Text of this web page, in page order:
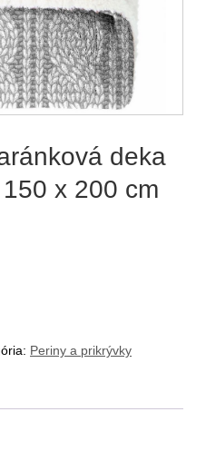
deka
x 200 cm
Periny a prikrývky